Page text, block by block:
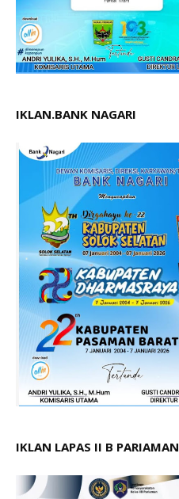
IKLAN.BANK NAGARI
IKLAN LAPAS II B PARIAMAN